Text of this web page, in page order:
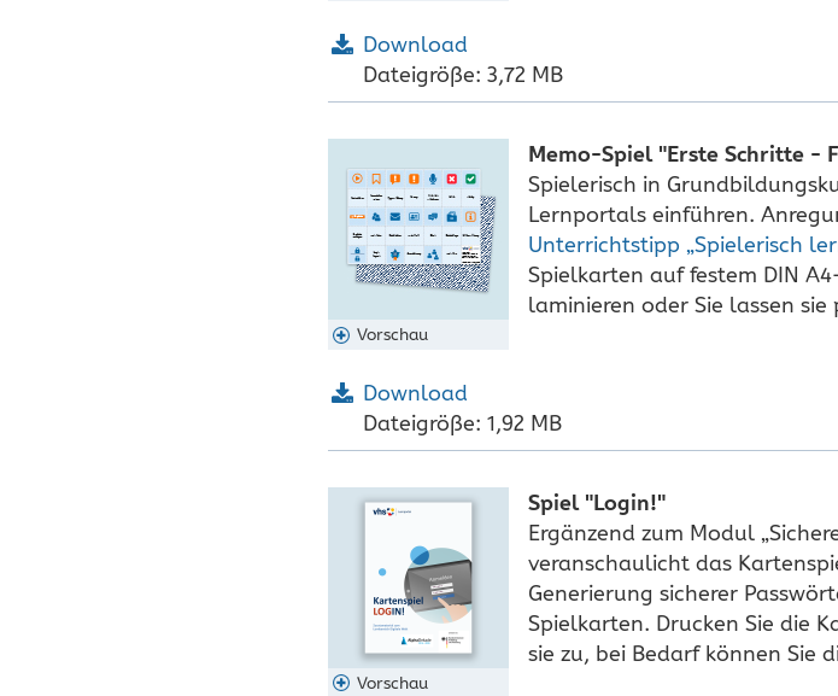
Download
Dateigröße: 3,72 MB
Vorschau
Memo-Spiel "Erste Schritte -
Spielerisch in
Lernportals einführen.
Unterrichtstipp „Spielerisch
Spielkarten auf festem DIN
laminieren oder Sie lassen
Download
Dateigröße: 1,92 MB
Vorschau
Spiel "Login!"
Ergänzend zum Modul
veranschaulicht das
Generierung sicherer
Spielkarten. Drucken Sie die
sie zu, bei Bedarf können Sie